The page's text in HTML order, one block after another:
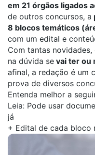
em 21 órgãos ligados
de outros concursos, a
8 blocos temáticos
com um edital e
Com tantas
na dúvida se vai ter ou
afinal, a redação é um
prova de diversos
Entenda melhor a
Leia: Pode usar
já
+ Edital de cada bloco